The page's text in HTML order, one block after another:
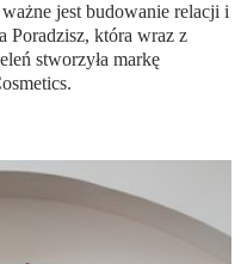
jest budowanie relacji i
Poradzisz, która wraz z
stworzyła markę